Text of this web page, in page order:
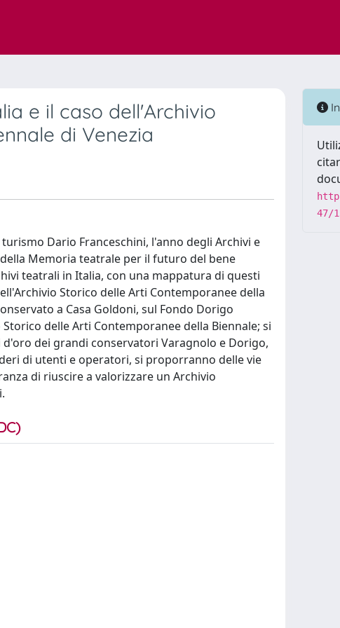
e il caso dell'Archivio
di Venezia
Dario Franceschini, l'anno degli Archivi e
Memoria teatrale per il futuro del bene
teatrali in Italia, con una mappatura di questi
Storico delle Arti Contemporanee della
a Casa Goldoni, sul Fondo Dorigo
delle Arti Contemporanee della Biennale; si
dei grandi conservatori Varagnolo e Dorigo,
di utenti e operatori, si proporranno delle vie
di riuscire a valorizzare un Archivio
47/